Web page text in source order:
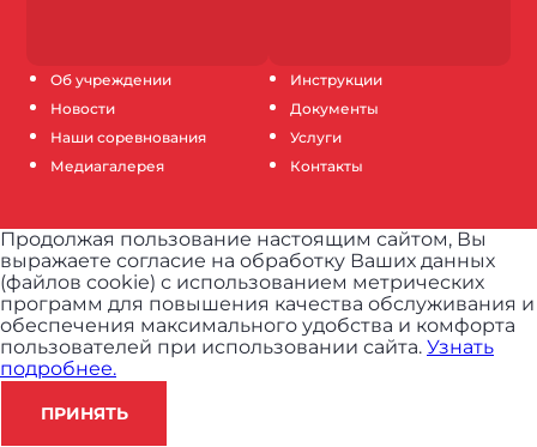
Об учреждении
Новости
Наши соревнования
Медиагалерея
Инструкции
Документы
Услуги
Контакты
Продолжая пользование настоящим сайтом, Вы
выражаете согласие на обработку Ваших данных
(файлов cookie) с использованием метрических
программ для повышения качества обслуживания и
обеспечения максимального удобства и комфорта
пользователей при использовании сайта. Узнать
подробнее.
ПРИНЯТЬ